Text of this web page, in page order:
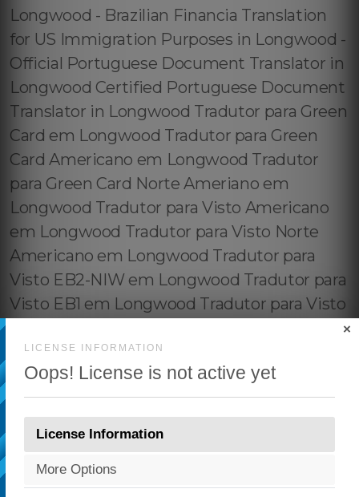
LICENSE INFORMATION
Oops! License is not active yet
×
License Information
More Options